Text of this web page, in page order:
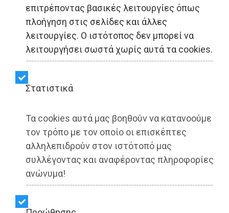
επιτρέποντας βασικές λειτουργίες όπως
πλοήγηση στις σελίδες και άλλες
λειτουργίες. Ο ιστότοπος δεν μπορεί να
λειτουργήσει σωστά χωρίς αυτά τα cookies.
Στατιστικά
Τα cookies αυτά μας βοηθούν να κατανοούμε
τον τρόπο με τον οποίο οι επισκέπτες
αλληλεπιδρούν στον ιστότοπό μας
συλλέγοντας και αναφέροντας πληροφορίες
ανώνυμα!